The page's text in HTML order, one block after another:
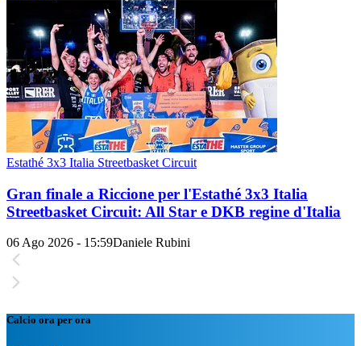
Estathé 3x3 Italia Streetbasket Circuit
Gran finale a Riccione per l'Estathé 3x3 Italia
Streetbasket Circuit: All Star e DKB regine d'Italia
06 Ago 2026 - 15:59Daniele Rubini
Calcio ora per ora